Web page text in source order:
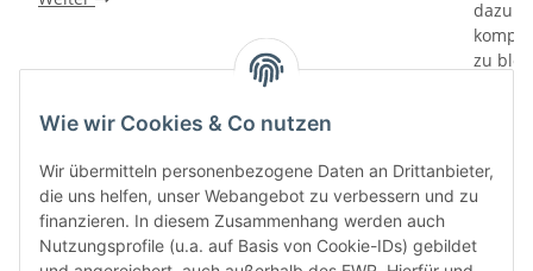
dazu
zu
„6-
das
Wie wir Cookies & Co nutzen
Wir übermitteln personenbezogene Daten an Drittanbieter,
die uns helfen, unser Webangebot zu verbessern und zu
finanzieren. In diesem Zusammenhang werden auch
Nutzungsprofile (u.a. auf Basis von Cookie-IDs) gebildet